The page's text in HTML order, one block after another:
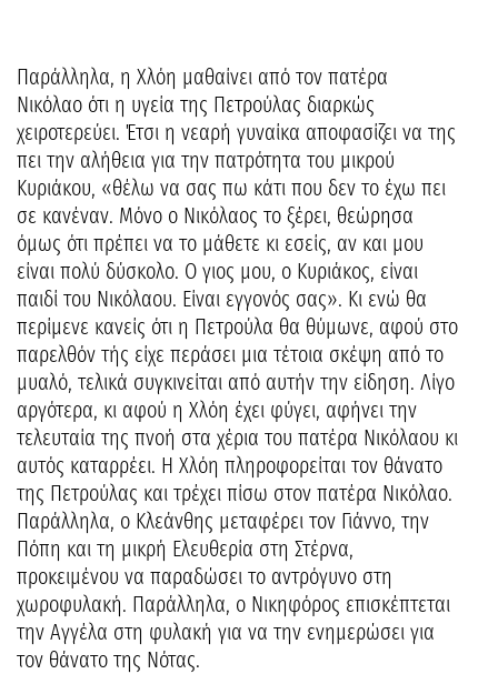
Παράλληλα, η Χλόη μαθαίνει από τον πατέρα
Νικόλαο ότι η υγεία της Πετρούλας διαρκώς
χειροτερεύει. Έτσι η νεαρή γυναίκα αποφασίζει να της
πει την αλήθεια για την πατρότητα του μικρού
Κυριάκου, «θέλω να σας πω κάτι που δεν το έχω πει
σε κανέναν. Μόνο ο Νικόλαος το ξέρει, θεώρησα
όμως ότι πρέπει να το μάθετε κι εσείς, αν και μου
είναι πολύ δύσκολο. Ο γιος μου, ο Κυριάκος, είναι
παιδί του Νικόλαου. Είναι εγγονός σας». Κι ενώ θα
περίμενε κανείς ότι η Πετρούλα θα θύμωνε, αφού στο
παρελθόν τής είχε περάσει μια τέτοια σκέψη από το
μυαλό, τελικά συγκινείται από αυτήν την είδηση. Λίγο
αργότερα, κι αφού η Χλόη έχει φύγει, αφήνει την
τελευταία της πνοή στα χέρια του πατέρα Νικόλαου κι
αυτός καταρρέει. Η Χλόη πληροφορείται τον θάνατο
της Πετρούλας και τρέχει πίσω στον πατέρα Νικόλαο.
Παράλληλα, ο Κλεάνθης μεταφέρει τον Γιάννο, την
Πόπη και τη μικρή Ελευθερία στη Στέρνα,
προκειμένου να παραδώσει το αντρόγυνο στη
χωροφυλακή. Παράλληλα, ο Νικηφόρος επισκέπτεται
την Αγγέλα στη φυλακή για να την ενημερώσει για
τον θάνατο της Νότας.